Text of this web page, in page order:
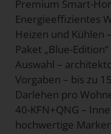
Premium Smart-
Energieeffizientes
Heizen und Kühlen
Paket „Blue-
Auswahl –
Vorgaben – bis zu
Darlehen pro
40-KFN+QNG –
hochwertige